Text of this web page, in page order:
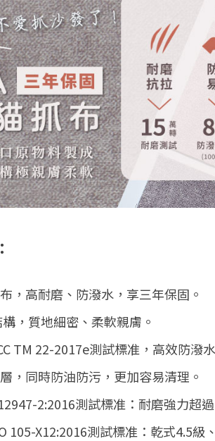
，高耐磨、防潑水，享三年保固。
，質地細密、柔軟親膚。
TM 22-2017e測試標准，高效防
，同時防油防污，更加容易清理。
2:2016測試標准：耐磨強力超
105-X12:2016測試標准：乾式4.5